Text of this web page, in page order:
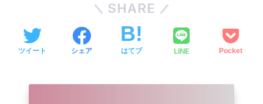
SHARE
ツイート シェア はてブ LINE Pocket